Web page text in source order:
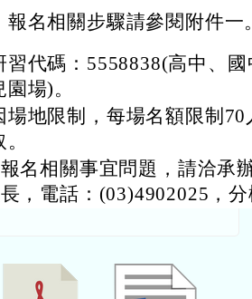
報名相關步驟請參閱附件一
習代碼：5558838(高中、
園場)。
場地限制，每場名額限制
名相關事宜問題，請洽承
，電話：(03)4902025，